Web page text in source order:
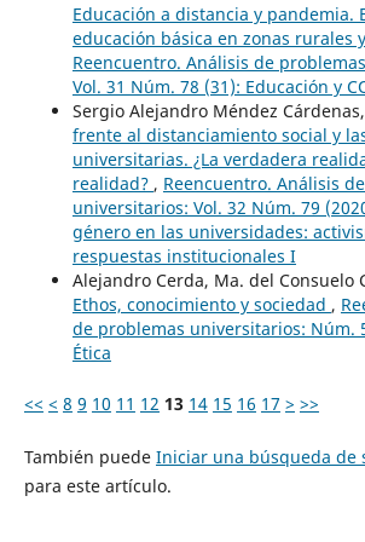
Educación a distancia y pandemia.
educación básica en zonas rurales
Reencuentro. Análisis de
Vol. 31 Núm. 78 (31): Educación y
Sergio Alejandro Méndez Cárdenas,
frente al distanciamiento social y
universitarias. ¿La verdadera
realidad? , Reencuentro. Análisis
universitarios: Vol. 32 Núm. 79
género en las universidades:
respuestas institucionales I
Alejandro Cerda, Ma. del Consuelo
Ethos, conocimiento y sociedad ,
de problemas universitarios: Núm.
Ética
<< < 8 9 10 11 12 13 14 15 16 17 > >>
También puede Iniciar una búsqueda de
para este artículo.